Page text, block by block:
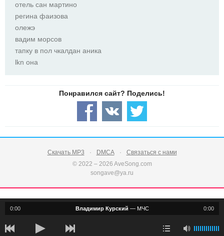
отель сан мартино
регина фаизова
олежэ
вадим морсов
тапку в пол чкалдан аника
lkn она
Скачать MP3 DMCA
Связаться с нами
© 2022 – 2026 AveSong.com
songave@ya.ru
0:00 0:00
Владимир Курский — МЧС